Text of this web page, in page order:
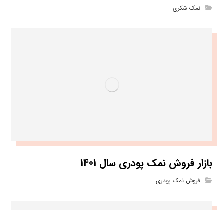
نمک شکری
بازار فروش نمک پودری سال 1401
فروش نمک پودری